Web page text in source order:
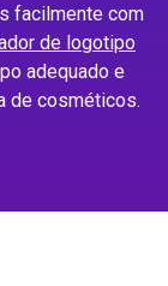
facilmente com
de logotipo
adequado e
de cosméticos.